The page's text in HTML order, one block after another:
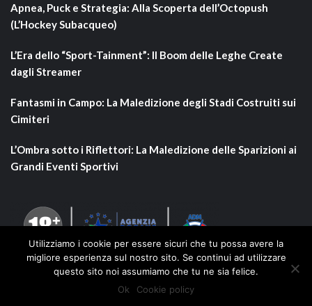
Apnea, Puck e Strategia: Alla Scoperta dell’Octopush
(L’Hockey Subacqueo)
L’Era dello “Sport-Tainment”: Il Boom delle Leghe Create
dagli Streamer
Fantasmi in Campo: La Maledizione degli Stadi Costruiti sui
Cimiteri
L’Ombra sotto i Riflettori: La Maledizione delle Sparizioni ai
Grandi Eventi Sportivi
Utilizziamo i cookie per essere sicuri che tu possa avere la
migliore esperienza sul nostro sito. Se continui ad utilizzare
questo sito noi assumiamo che tu ne sia felice.
Ok
Cookie policy